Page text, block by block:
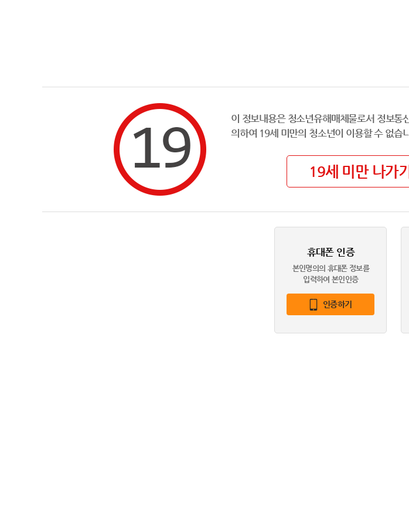
이 정보내용은 청소년유해매체물로서 정보통
의하여 19세 미만의 청소년이 이용할 수 없습
19세 미만 나가기
휴대폰 인증
본인명의의 휴대폰 정보를
입력하여 본인인증
인증하기